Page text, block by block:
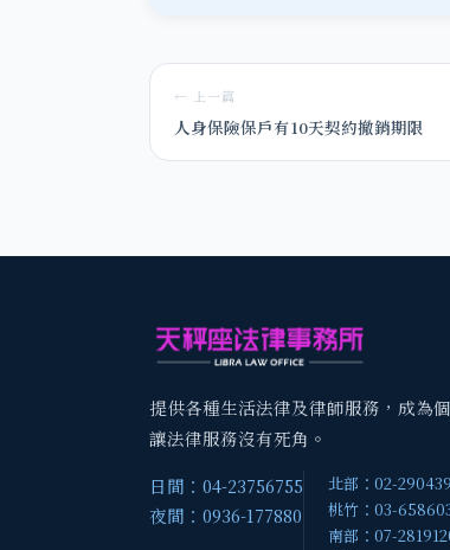
← 上一篇
人身保險保戶有10天契約撤銷期限
提供各種生活法律及律師服務，成為
讓法律服務沒有死角。
日間：04-23756755
夜間：0936-177880
北部：02-
桃竹：03-
南部：07-